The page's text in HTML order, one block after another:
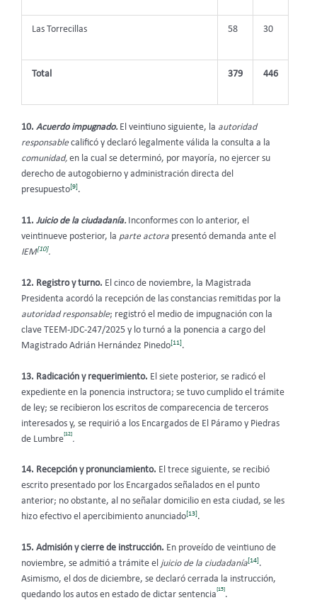
Las Torrecillas 58 30
Total 379 446
10. Acuerdo impugnado. El veintiuno siguiente, la autoridad
responsablecalificó y declaró legalmente válida la consulta a la
comunidad, en la cual se determinó, por mayoría, no ejercer su
derecho de autogobierno y administración directa del
presupuesto[9].
11. Juicio de la ciudadanía.
Inconformes con lo anterior, el
veintinueve posterior, la parte actora presentó demanda ante el
IEM[10].
12. Registro y turno. El cinco de noviembre, la Magistrada
Presidenta acordó la recepción de las constancias remitidas por la
autoridad responsable; registró el medio de impugnación con la
clave TEEM-JDC-247/2025 y lo turnó a la ponencia a cargo del
Magistrado Adrián Hernández Pinedo[11].
13. Radicación y requerimiento. El siete posterior, se radicó el
expediente en la ponencia instructora; se tuvo cumplido el trámite
de ley; se recibieron los escritos de comparecencia de terceros
interesados y, se requirió a los Encargados de El Páramo y Piedras
de Lumbre
[12]
.
14. Recepción y pronunciamiento. El trece siguiente, se recibió
escrito presentado por los Encargados señalados en el punto
anterior; no obstante, al no señalar domicilio en esta ciudad, se les
hizo efectivo el apercibimiento anunciado [13] .
15. Admisión y cierre de instrucción. En proveído de veintiuno de
noviembre, se admitió a trámite el juicio de la ciudadanía[14].
Asimismo, el dos de diciembre, se declaró cerrada la instrucción,
quedando los autos en estado de dictar sentencia
[15]
.